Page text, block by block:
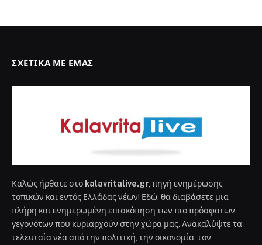
ΣΧΕΤΙΚΆ ΜΕ ΕΜΆΣ
Καλώς ήρθατε στο kalavritalive.gr , πηγή ενημέρωσης
τοπικών και εντός Ελλάδας νέων! Εδώ, θα διαβάσετε μια
πλήρη και ενημερωμένη επισκόπηση των πιο πρόσφατων
γεγονότων που κυριαρχούν στην χώρα μας. Ανακαλύψτε τα
τελευταία νέα από την πολιτική, την οικονομία, τον